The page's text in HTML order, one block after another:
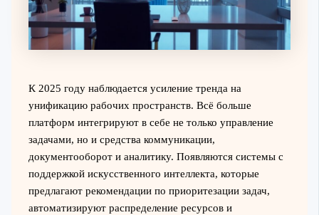
К 2025 году наблюдается усиление тренда на
унификацию рабочих пространств. Всё больше
платформ интегрируют в себе не только управление
задачами, но и средства коммуникации,
документооборот и аналитику. Появляются системы с
поддержкой искусственного интеллекта, которые
предлагают рекомендации по приоритезации задач,
автоматизируют распределение ресурсов и